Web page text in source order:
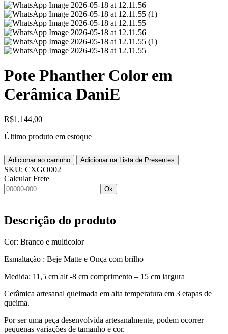
Pote Phanther Color em
Cerâmica DaniE
R$1.144,00
Último produto em estoque
Adicionar ao carrinho Adicionar na Lista de Presentes
SKU: CXGO002
Calcular Frete
Ok
Descrição do produto
Cor: Branco e multicolor
Esmaltação : Beje Matte e Onça com brilho
Medida: 11,5 cm alt -8 cm comprimento – 15 cm largura
Cerâmica artesanal queimada em alta temperatura em 3 etapas de
queima.
Por ser uma peça desenvolvida artesanalmente, podem ocorrer
pequenas variações de tamanho e cor.